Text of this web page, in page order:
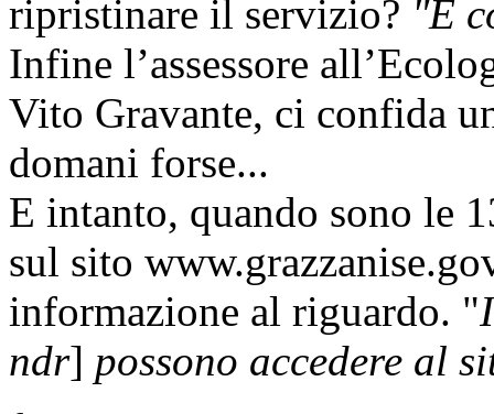
ripristinare il servizio? "E
Infine l’assessore
Vito Gravante, ci confida
domani forse...
E intanto, quando sono le
sul sito
informazione al riguardo. "
ndr] possono accedere al